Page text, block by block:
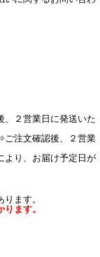
２営業日に発送いた
注文確認後、２営業
より、お届け予定日が
ます。
ます。